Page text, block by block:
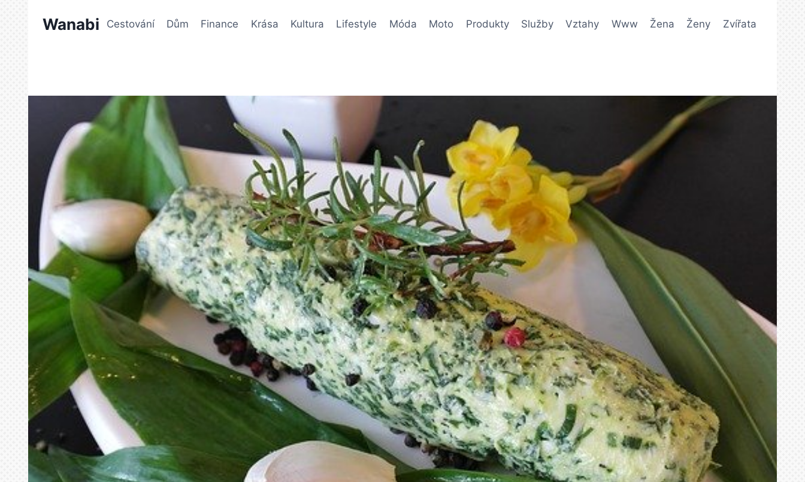
Wanabi Cestování Dům Finance Krása Kultura Lifestyle Móda Moto Produkty Služby Vztahy Www Žena Ženy Zvířata